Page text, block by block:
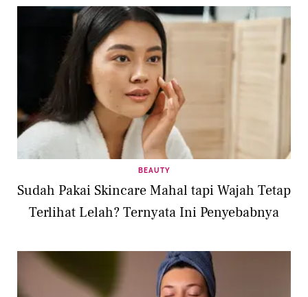
BEAUTY
Sudah Pakai Skincare Mahal tapi Wajah Tetap
Terlihat Lelah? Ternyata Ini Penyebabnya